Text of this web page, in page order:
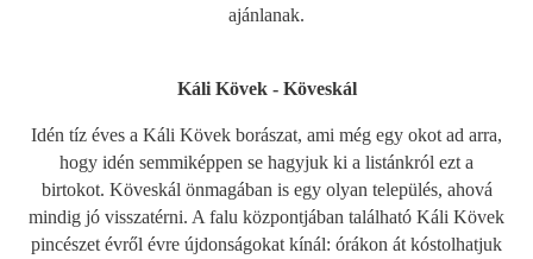
ajánlanak.
Káli Kövek - Köveskál
Idén tíz éves a Káli Kövek borászat, ami még egy okot ad arra,
hogy idén semmiképpen se hagyjuk ki a listánkról ezt a
birtokot. Köveskál önmagában is egy olyan település, ahová
mindig jó visszatérni. A falu központjában található Káli Kövek
pincészet évről évre újdonságokat kínál: órákon át kóstolhatjuk